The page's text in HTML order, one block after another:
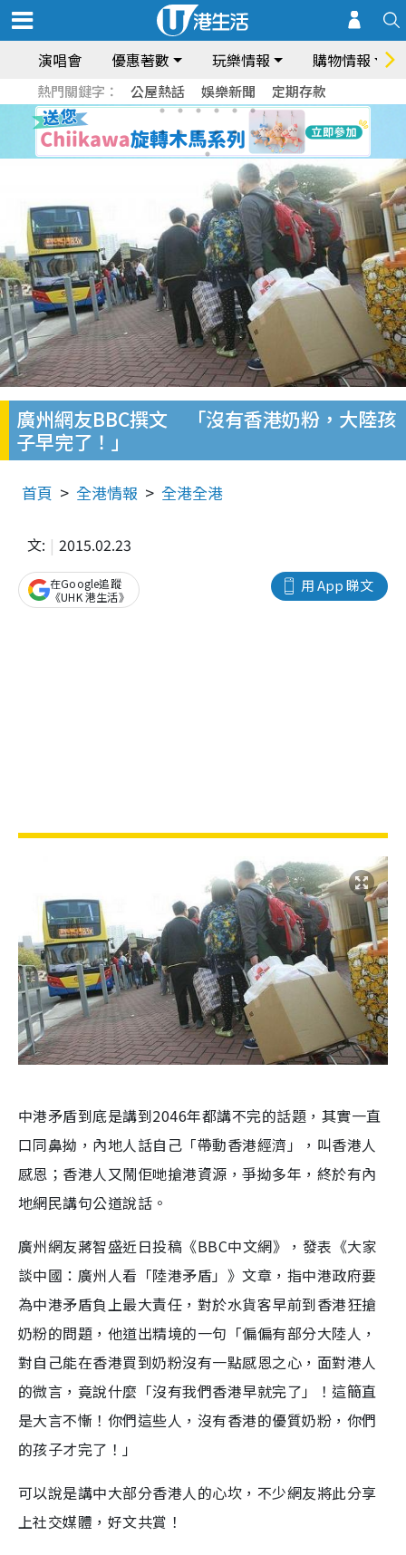
演唱會 優惠著數 玩樂情報 購物情報
熱門關鍵字： 公屋熱話 娛樂新聞 定期存款
廣州網友BBC撰文 「沒有香港奶粉，大陸孩
子早完了！」
首頁 全港情報 全港全港
文: 2015.02.23
用 App 睇文
在Google追蹤
《UHK 港生活》
中港矛盾到底是講到2046年都講不完的話題，其實一直
口同鼻拗，內地人話自己「帶動香港經濟」，叫香港人
感恩；香港人又鬧佢哋搶港資源，爭拗多年，終於有內
地網民講句公道說話。
廣州網友蔣智盛近日投稿《BBC中文網》，發表《大家
談中國：廣州人看「陸港矛盾」》文章，指中港政府要
為中港矛盾負上最大責任，對於水貨客早前到香港狂搶
奶粉的問題，他道出精境的一句「偏偏有部分大陸人，
對自己能在香港買到奶粉沒有一點感恩之心，面對港人
的微言，竟說什麼「沒有我們香港早就完了」！這簡直
是大言不慚！你們這些人，沒有香港的優質奶粉，你們
的孩子才完了！」
可以說是講中大部分香港人的心坎，不少網友將此分享
上社交媒體，好文共賞！